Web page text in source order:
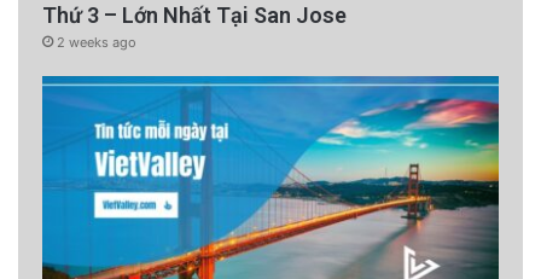
Thứ 3 – Lớn Nhất Tại San Jose
2 weeks ago